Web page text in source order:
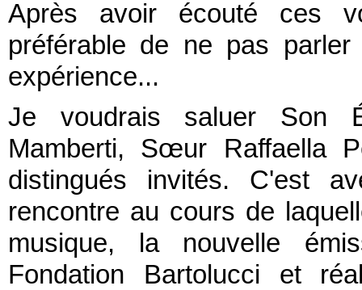
Après avoir écouté ces
préférable de ne pas
expérience...
Je voudrais saluer Son
Mamberti, Sœur Raffaella
distingués invités. C'est
rencontre au cours de
musique, la nouvelle
Fondation Bartolucci et